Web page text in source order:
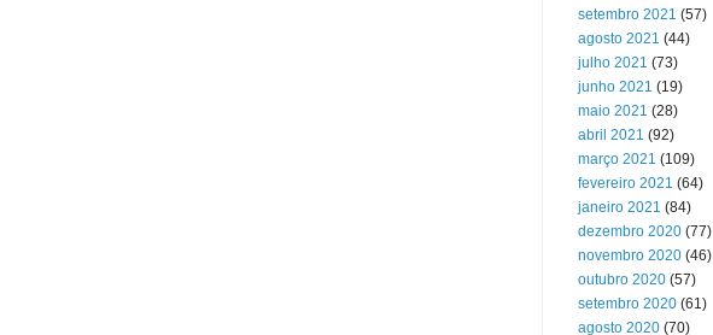
setembro 2021 (57)
agosto 2021 (44)
julho 2021 (73)
junho 2021 (19)
maio 2021 (28)
abril 2021 (92)
março 2021 (109)
fevereiro 2021 (64)
janeiro 2021 (84)
dezembro 2020 (77)
novembro 2020 (46)
outubro 2020 (57)
setembro 2020 (61)
agosto 2020 (70)